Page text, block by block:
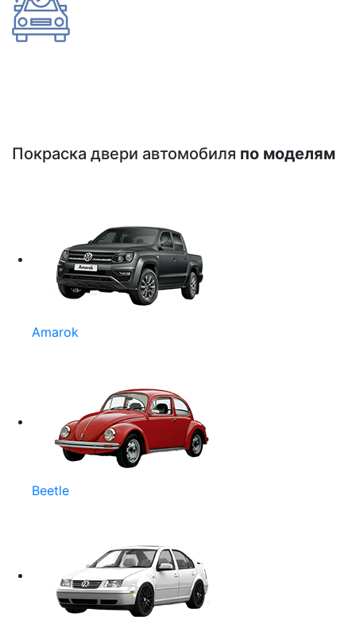
Покраска двери автомобиля по моделям
Amarok
Beetle